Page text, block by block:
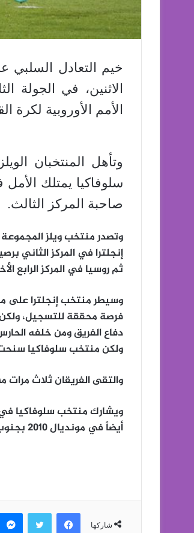
خيم التعادل السلبي
الاثنين، في الجولة
الأمم الأوروبية لكرة
وتأهل المنتخبان
سلوفاكيا يمتلك
صاحبة المركز الثالث.
إنجلترا في المركز الثاني
ثم روسيا في المركز الرابع
وسيطر منتخب إنجلترا على
فرصة محققة للتسجيل،
دفاع الفريق ومن خلفه
ولكن منتخب سلوفاكيا
والتقى الفريقان ثلاث مرات
ويشارك منتخب سلوفاكيا في
أيضاً في مونديال 2010 بجنوب أفريقيا.
شاركها
فيسبوك تويتر